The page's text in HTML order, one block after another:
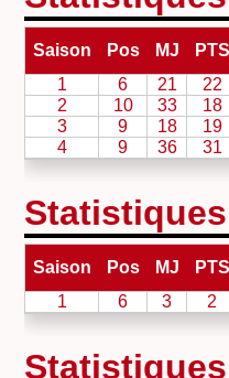
Saison Pos MJ PTS
1
6 21 22
2
10 33 18
3
9 18 19
4
9 36 31
Saison Pos MJ PTS
1
6 3 2